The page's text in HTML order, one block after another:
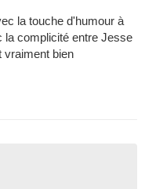
la touche d'humour à
la complicité entre Jesse
vraiment bien